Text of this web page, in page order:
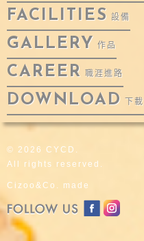
FACILITIES 設備
GALLERY 作品
CAREER 職涯進路
DOWNLOAD 下載
© 2026 CYCD.
All rights reserved.
Cizoo&Co. made